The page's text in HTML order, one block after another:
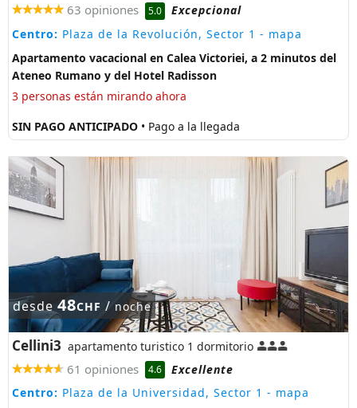
63 opiniones 5.0
Excepcional
Centro: Plaza de la Revolución, Sector 1 - mapa
Apartamento vacacional en Calea Victoriei, a 2 minutos del
Ateneo Rumano y del Hotel Radisson
3 personas están mirando ahora
SIN PAGO ANTICIPADO • Pago a la llegada
desde48CHF / noche
Cellini3 apartamento turistico 1 dormitorio
61 opiniones 4.6
Excellente
Centro: Plaza de la Universidad, Sector 1 - mapa